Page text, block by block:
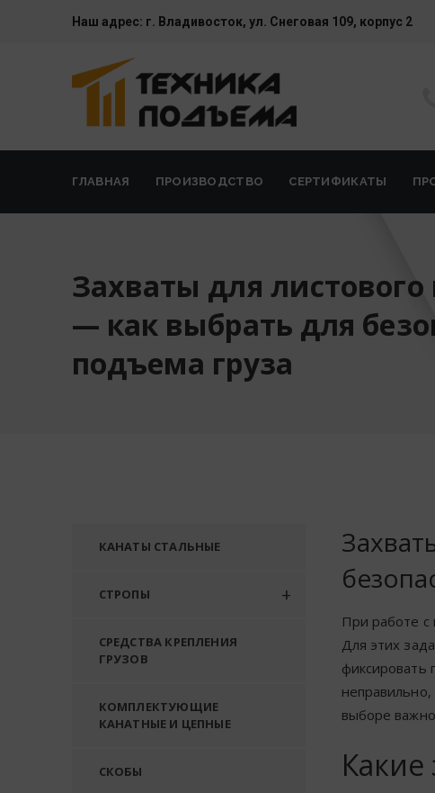
Наш адрес: г. Владивосток, ул. Cнеговая 109, корпус 2
ГЛАВНАЯ ПРОИЗВОДСТВО СЕРТИФИКАТЫ
Захваты для
— как выбрать для
подъема груза
КАНАТЫ СТАЛЬНЫЕ
СТРОПЫ
СРЕДСТВА КРЕПЛЕНИЯ
ГРУЗОВ
КОМПЛЕКТУЮЩИЕ
КАНАТНЫЕ И ЦЕПНЫЕ
СКОБЫ
При работе с
Для этих
фиксировать
выборе
Какие